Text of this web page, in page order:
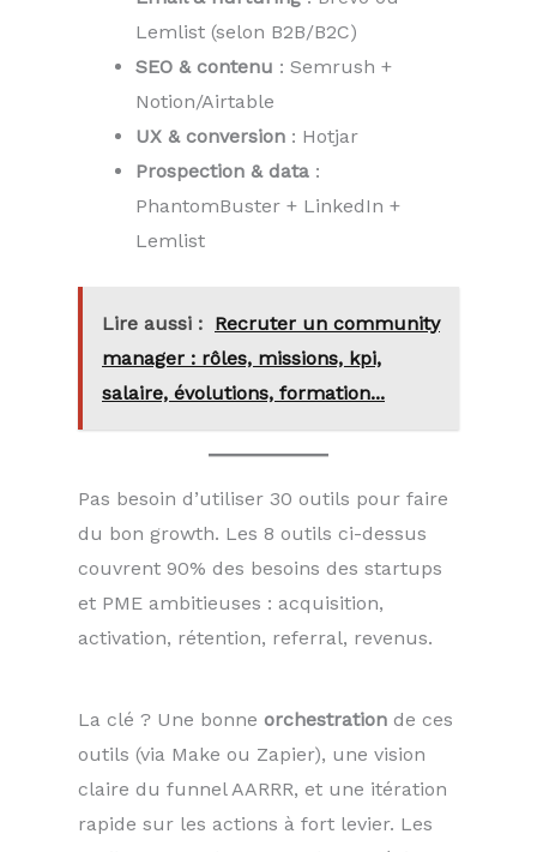
Lemlist (selon B2B/B2C)
SEO & contenu : Semrush +
Notion/Airtable
UX & conversion : Hotjar
Prospection & data :
PhantomBuster + LinkedIn +
Lemlist
Lire aussi : Recruter un community
manager : rôles, missions, kpi,
salaire, évolutions, formation...
Pas besoin d’utiliser 30 outils pour faire
du bon growth. Les 8 outils ci-dessus
couvrent 90% des besoins des startups
et PME ambitieuses : acquisition,
activation, rétention, referral, revenus.
La clé ? Une bonne orchestration de ces
outils (via Make ou Zapier), une vision
claire du funnel AARRR, et une itération
rapide sur les actions à fort levier. Les